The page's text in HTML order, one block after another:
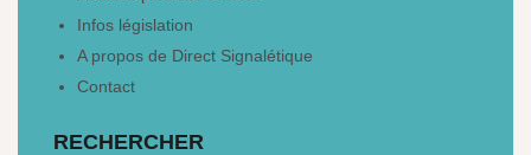
Infos législation
A propos de Direct Signalétique
Contact
RECHERCHER